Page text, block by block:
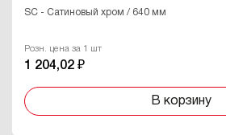
SC - Сатиновый хром / 640 мм
Розн. цена за 1 шт
1 204,02 ₽
В корзину